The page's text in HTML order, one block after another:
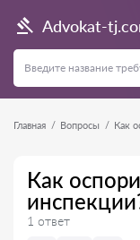
Advokat-
Главная Вопросы Как
Как
1 ответ